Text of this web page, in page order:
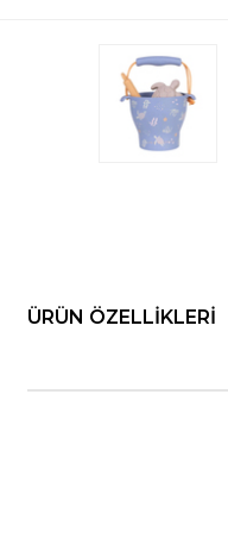
ÜRÜN ÖZELLIKLERI